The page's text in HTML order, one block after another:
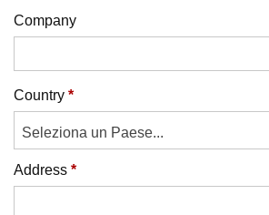
Company
Country *
Seleziona un Paese...
Address *